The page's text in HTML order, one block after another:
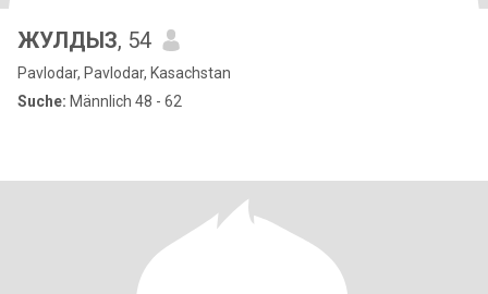
ЖУЛДЫЗ, 54
Pavlodar, Pavlodar, Kasachstan
Suche: Männlich 48 - 62